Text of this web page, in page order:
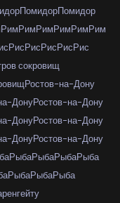
ПомидорПомидор
РимРимРимРимРимРим
РисРисРисРисРис
сокровищ
Ростов-на-Дону
ДонуРостов-на-Дону
ДонуРостов-на-Дону
ДонуРостов-на-Дону
РыбаРыбаРыбаРыба
РыбаРыбаРыба